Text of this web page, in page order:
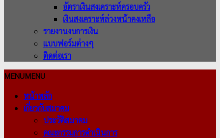
อัตราเงินสงเคราะห์ครอบครัว
เงินสงเคราะห์ล่วงหน้าคงเหลือ
รายงานงบการเงิน
แบบฟอร์มต่างๆ
ติดต่อเรา
MENUMENU
หน้าหลัก
เกี่ยวกับสมาคม
ประวัติสมาคม
คณะกรรมการดำเนินการ